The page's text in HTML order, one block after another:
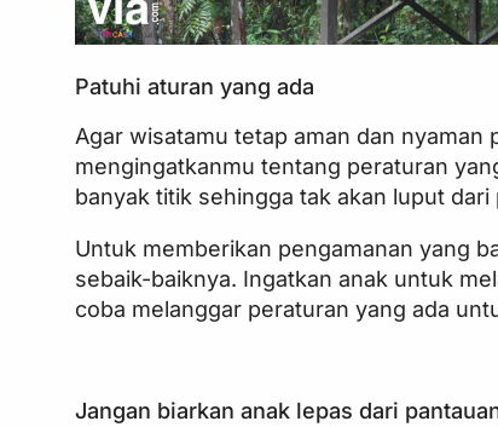
Patuhi aturan yang ada
Agar wisatamu tetap aman dan nyaman
mengingatkanmu tentang peraturan
banyak titik sehingga tak akan luput dari
Untuk memberikan pengamanan yang
sebaik-baiknya. Ingatkan anak untuk
coba melanggar peraturan yang ada
Jangan biarkan anak lepas dari